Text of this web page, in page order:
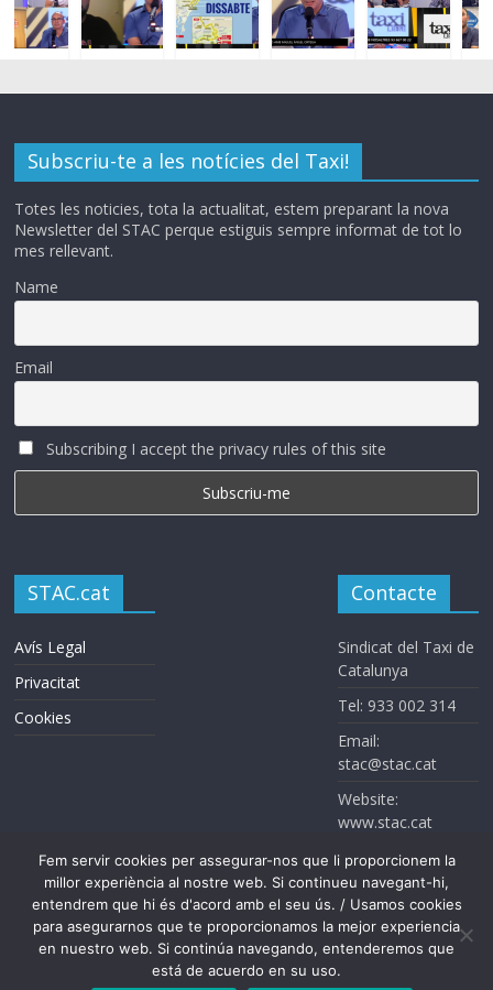
Subscriu-te a les notícies del Taxi!
Totes les noticies, tota la actualitat, estem preparant la nova
Newsletter del STAC perque estiguis sempre informat de tot lo
mes rellevant.
Name
Email
Subscribing I accept the privacy rules of this site
STAC.cat
Avís Legal
Privacitat
Cookies
Contacte
Sindicat del Taxi de
Catalunya
Tel: 933 002 314
Email:
stac@stac.cat
Website:
www.stac.cat
Sindicat del Taxi de Catalunya. Todos los derechos reservados
Fem servir cookies per assegurar-nos que li proporcionem la
millor experiència al nostre web. Si continueu navegant-hi,
entendrem que hi és d'acord amb el seu ús. / Usamos cookies
para asegurarnos que te proporcionamos la mejor experiencia
en nuestro web. Si continúa navegando, entenderemos que
está de acuerdo en su uso.